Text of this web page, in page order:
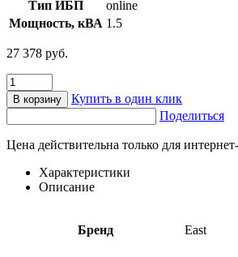
Тип ИБП
online
Мощность, кВА 1.5
27 378 руб.
Количество
товара
ИБП
East
EA615-
S
В корзину
Купить в один клик
Поделиться
Цена действительна только для
Характеристики
Описание
Бренд East